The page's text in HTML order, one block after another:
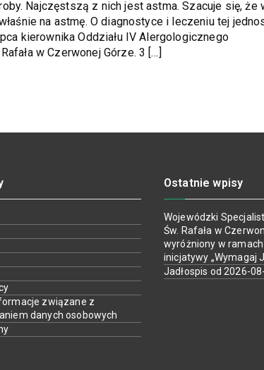
Najczęstszą z nich jest astma. Szacuje się, że
na astmę. O diagnostyce i leczeniu tej
kierownika Oddziału IV Alergologicznego
w Czerwonej Górze. 3 […]
związane z
danych osobowych
Ostatnie wpisy
Wojewódzki
Św. Rafała w
wyróżniony w
inicjatywy „Wymagaj
Jadłospis od 2026-